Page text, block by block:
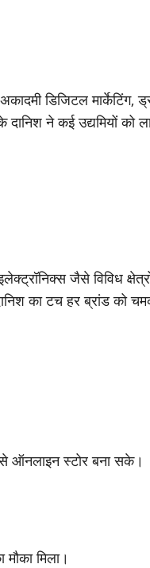
डिजिटल
ने कई उद्यमियों को
जैसे विविध
का टच हर ब्रांड को
ऑनलाइन स्टोर बना सके।
मिला।